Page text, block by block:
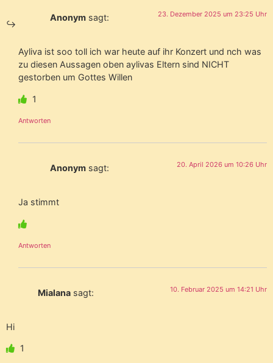
Anonym sagt: 23. Dezember 2025 um 23:25 Uhr
Ayliva ist soo toll ich war heute auf ihr Konzert und nch was
zu diesen Aussagen oben aylivas Eltern sind NICHT
gestorben um Gottes Willen
1
Antworten
Anonym sagt: 20. April 2026 um 10:26 Uhr
Ja stimmt
Antworten
Mialana sagt: 10. Februar 2025 um 14:21 Uhr
Hi
1